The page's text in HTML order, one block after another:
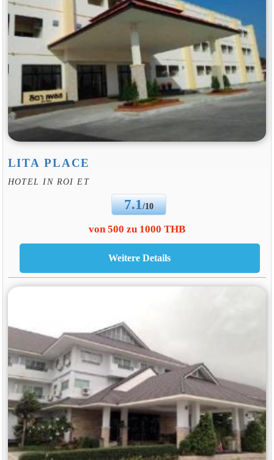
LITA PLACE
HOTEL IN ROI ET
7.1/10
von 500 zu 1000 THB